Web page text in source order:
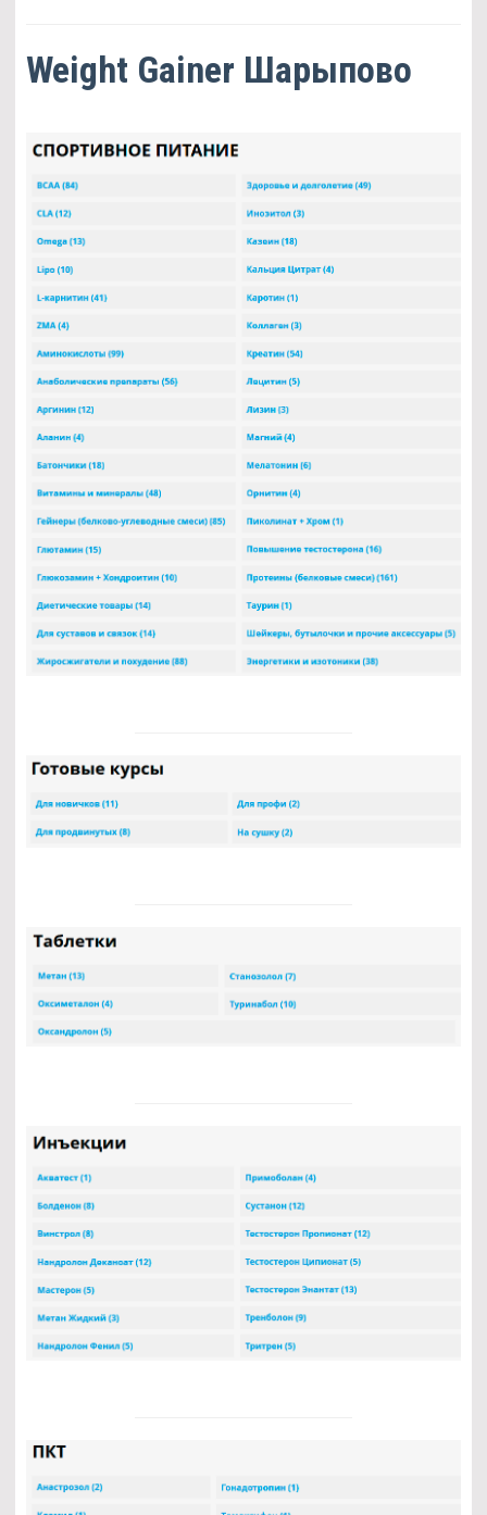
Weight Gainer Шарыпово